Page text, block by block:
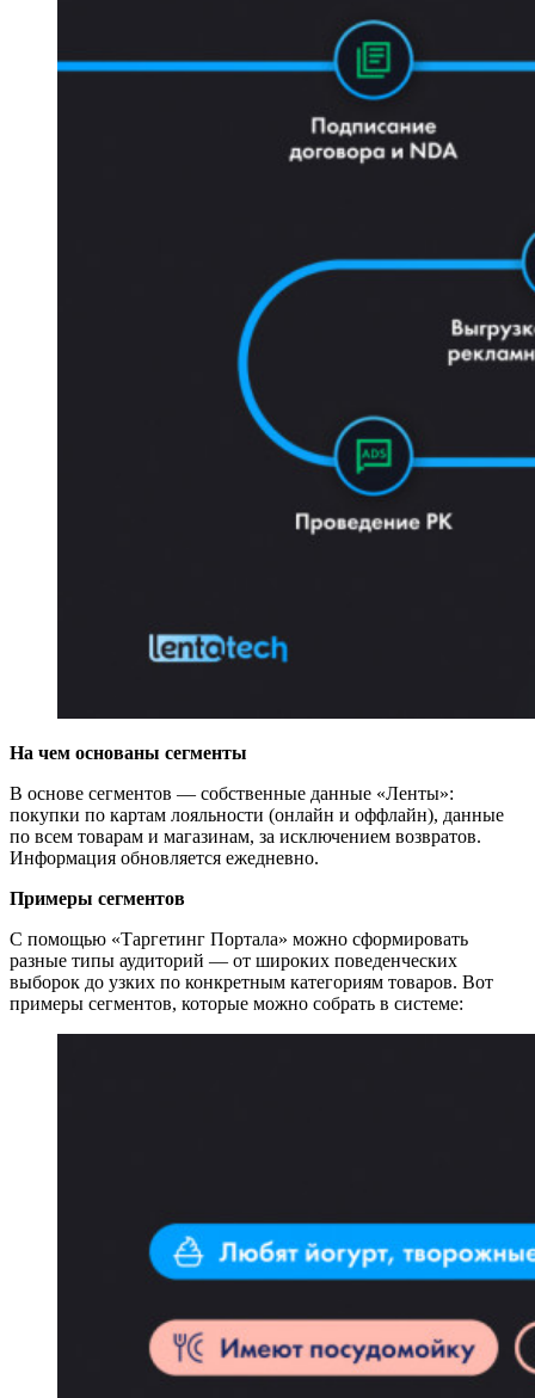
На чем основаны сегменты
В основе сегментов — собственные данные «Ленты»:
покупки по картам лояльности (онлайн и оффлайн), данные
по всем товарам и магазинам, за исключением возвратов.
Информация обновляется ежедневно.
Примеры сегментов
С помощью «Таргетинг Портала» можно сформировать
разные типы аудиторий — от широких поведенческих
выборок до узких по конкретным категориям товаров. Вот
примеры сегментов, которые можно собрать в системе: